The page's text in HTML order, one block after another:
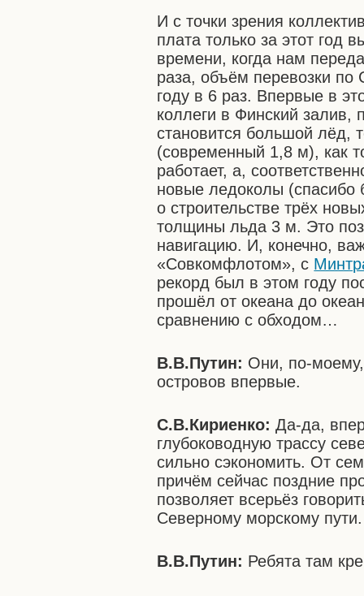
И с точки зрения
плата только за этот год
времени, когда нам
раза, объём перевозки по
году в 6 раз. Впервые в
коллеги в Финский
становится большой лёд,
(современный 1,8 м), как
работает, а,
новые ледоколы
о строительстве трёх
толщины льда 3 м. Это
навигацию. И, конечно,
«Совкомфлотом», с
рекорд был в этом году
прошёл от океана до
сравнению с обходом…
В.В.Путин: Они, по-
островов впервые.
С.В.Кириенко:Да-да,
глубоководную трассу
сильно сэкономить. От
причём сейчас поздние
позволяет всерьёз
Северному морскому пути.
В.В.Путин: Ребята там